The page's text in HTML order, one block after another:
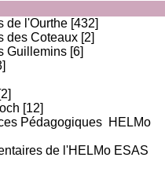
de l'Ourthe [432]
des Coteaux [2]
Guillemins [6]
[2]
[12]
Pédagogiques HELMo
de l'HELMo ESAS